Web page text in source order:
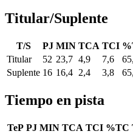
Titular/Suplente
T/S PJ MIN TCA TCI
Titular
52 23,7 4,9 7,6
Suplente 16 16,4 2,4 3,8
Tiempo en pista
TeP PJ MIN TCA TCI %TC